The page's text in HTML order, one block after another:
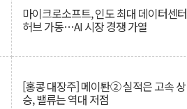
마이크로소프트, 인도 최대 데이터센터
허브 가동…AI 시장 경쟁 가열
[홍콩 대장주] 메이퇀② 실적은 고속 상
승, 밸류는 역대 저점